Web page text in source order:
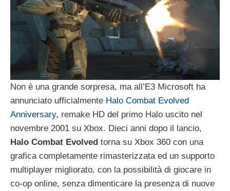
Non è una grande sorpresa, ma all’E3 Microsoft ha
annunciato ufficialmente Halo Combat Evolved
Anniversary, remake HD del primo Halo uscito nel
novembre 2001 su Xbox. Dieci anni dopo il lancio,
Halo Combat Evolved torna su Xbox 360 con una
grafica completamente rimasterizzata ed un supporto
multiplayer migliorato, con la possibilità di giocare in
co-op online, senza dimenticare la presenza di nuove